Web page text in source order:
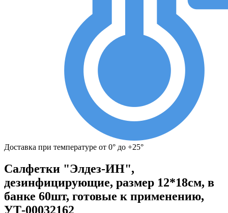
Доставка при температуре от 0° до +25°
Салфетки "Элдез-ИН",
дезинфицирующие, размер 12*18см, в
банке 60шт, готовые к применению,
УТ-00032162